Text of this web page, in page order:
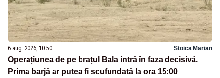
6 aug. 2026, 10:50 Stoica Marian
Operațiunea de pe brațul Bala intră în faza decisivă.
Prima barjă ar putea fi scufundată la ora 15:00